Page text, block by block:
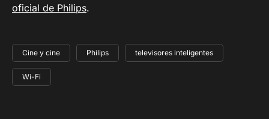
oficial de Philips.
Cine y cine Philips televisores inteligentes
Wi-Fi